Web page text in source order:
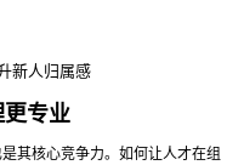
新人归属感
专业
其核心竞争力。如何让人才在组